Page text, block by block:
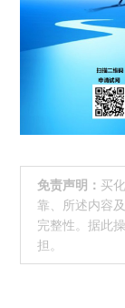
免责声明： 买
靠、所述内容
完整性。据此
担。